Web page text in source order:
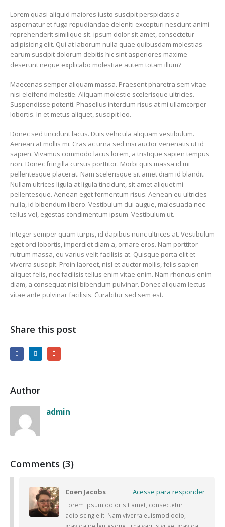
Lorem quasi aliquid maiores iusto suscipit perspiciatis a
aspernatur et fuga repudiandae deleniti excepturi nesciunt animi
reprehenderit similique sit. ipsum dolor sit amet, consectetur
adipisicing elit. Qui at laborum nulla quae quibusdam molestias
earum suscipit dolorum debitis hic sint asperiores maxime
deserunt neque explicabo molestiae autem totam illum?
Maecenas semper aliquam massa. Praesent pharetra sem vitae
nisi eleifend molestie. Aliquam molestie scelerisque ultricies.
Suspendisse potenti. Phasellus interdum risus at mi ullamcorper
lobortis. In et metus aliquet, suscipit leo.
Donec sed tincidunt lacus. Duis vehicula aliquam vestibulum.
Aenean at mollis mi. Cras ac urna sed nisi auctor venenatis ut id
sapien. Vivamus commodo lacus lorem, a tristique sapien tempus
non. Donec fringilla cursus porttitor. Morbi quis massa id mi
pellentesque placerat. Nam scelerisque sit amet diam id blandit.
Nullam ultrices ligula at ligula tincidunt, sit amet aliquet mi
pellentesque. Aenean eget fermentum risus. Aenean eu ultricies
nulla, id bibendum libero. Vestibulum dui augue, malesuada nec
tellus vel, egestas condimentum ipsum. Vestibulum ut.
Integer semper quam turpis, id dapibus nunc ultrices at. Vestibulum
eget orci lobortis, imperdiet diam a, ornare eros. Nam porttitor
rutrum massa, eu varius velit facilisis at. Quisque porta elit et
viverra suscipit. Proin laoreet, nisl et auctor mollis, felis sapien
aliquet felis, nec facilisis tellus enim vitae enim. Nam rhoncus enim
diam, a consequat nisi bibendum pulvinar. Donec aliquam lectus
vitae ante pulvinar facilisis. Curabitur sed sem est.
Share this post
Author
admin
Comments (3)
Coen Jacobs Acesse para responder
Lorem ipsum dolor sit amet, consectetur
adipiscing elit. Nam viverra euismod odio,